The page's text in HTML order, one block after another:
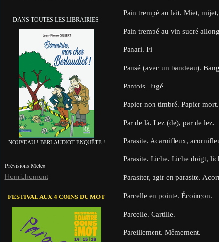
DANS TOUTES LES LIBRAIRIES
NOUVEAU ! BERLAUDIOT ENQUÊTE !
Prévisions Meteo
Henrichemont
FESTIVAL AUX 4 COINS DU MOT
Pain trempé au lait. Miet,
Pain trempé au vin sucré
Panari. Fi.
Pansé (avec un bandeau).
Pantois. Jugé.
Papier non timbré. Papier mort.
Par de là. Lez (de), par de lez.
Parasite. Acarnifleux,
Parasite. Liche. Liche doigt,
Parasiter, agir en parasite.
Parcelle en pointe. Écoinçon.
Parcelle. Cartille.
Pareillement. Mêmement.